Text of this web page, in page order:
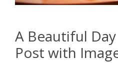
A Beautiful
Post with